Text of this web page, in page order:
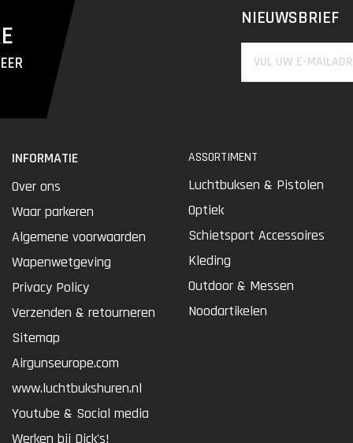
NIEUWSBRIEF
INFORMATIE
Over ons
Waar parkeren
Algemene voorwaarden
Wapenwetgeving
Privacy Policy
Verzenden & retourneren
Sitemap
Airgunseurope.com
www.luchtbukshuren.nl
Youtube & Social media
Werken bij Dick's!
ASSORTIMENT
Luchtbuksen & Pistolen
Optiek
Schietsport Accessoires
Kleding
Outdoor & Messen
Noodartikelen